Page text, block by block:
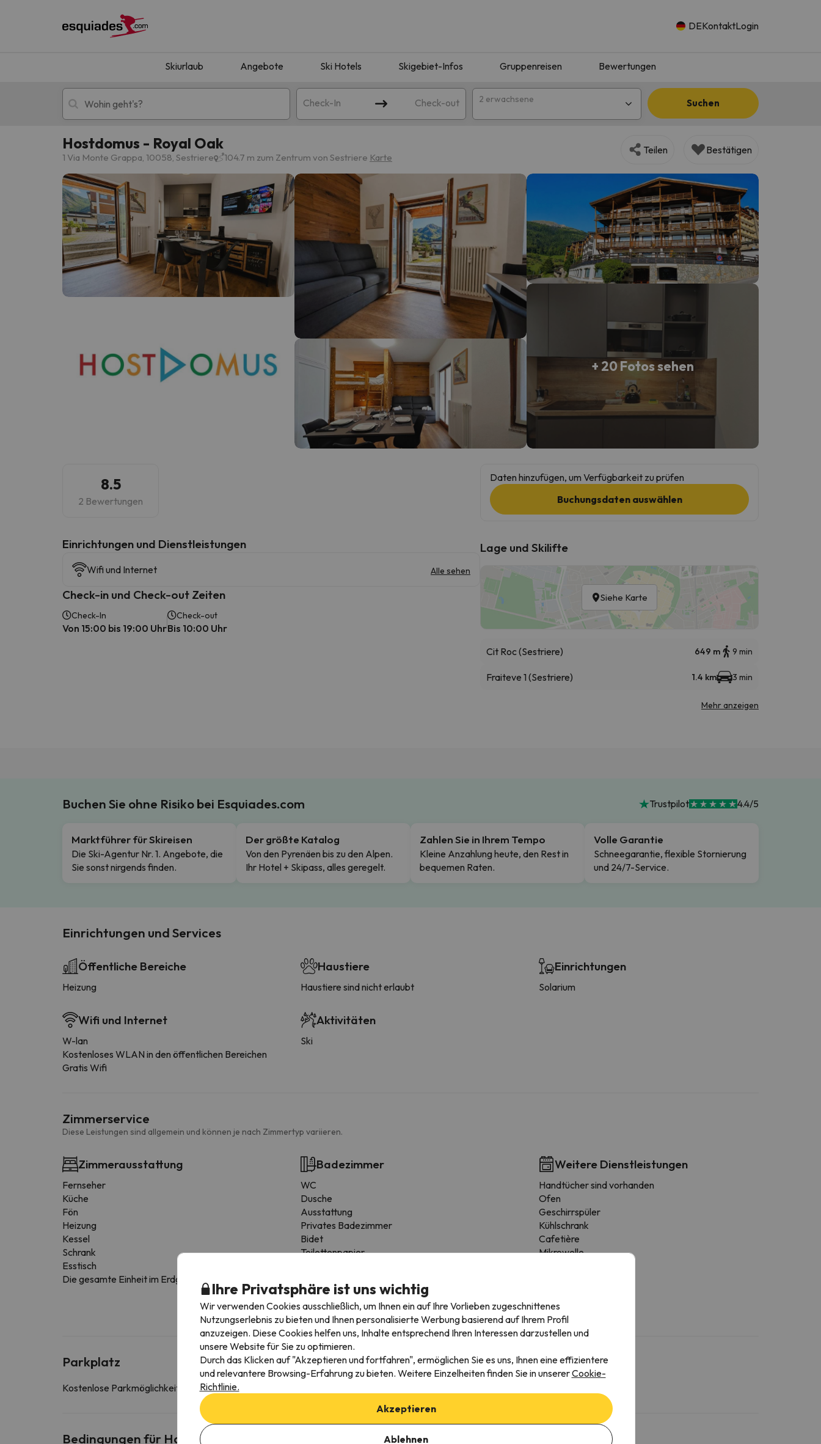
DEKontaktLogin
Skiurlaub Angebote Ski Hotels Skigebiet-Infos Gruppenreisen Bewertungen
Check-In Check-out 2 erwachsene Suchen
Skiurlaub Berghotels
Oops, wir haben keine Ergebnisse gefunden, die Ihrer Suche entsprechen. Versuchen Sie, das Ziel zu ändern.
Es sieht so aus, als hätte sich unser Sucher verirrt. Sobald er seinen Kompass gefunden hat, wird er zurück sein.
Hostdomus - Royal Oak
1 Via Monte Grappa, 10058, Sestriere 104.7 m zum Zentrum von Sestriere Karte
Teilen Bestätigen
+ 20 Fotos sehen
8.5
2 Bewertungen
​Einrichtungen und Dienstleistungen
Wifi und Internet Alle sehen
Check-in und Check-out Zeiten
Check-In
Von 15:00 bis 19:00 Uhr
Check-out
Bis 10:00 Uhr
Daten hinzufügen, um Verfügbarkeit zu prüfen
Buchungsdaten auswählen
Lage und Skilifte
Siehe Karte
Cit Roc (Sestriere) 649 m 9 min
Fraiteve 1 (Sestriere) 1.4 km 3 min
Mehr anzeigen
Buchen Sie ohne Risiko bei Esquiades.com Trustpilot 4.4/5
Marktführer für Skireisen
Die Ski-Agentur Nr. 1. Angebote, die
Sie sonst nirgends finden.
Der größte Katalog
Von den Pyrenäen bis zu den Alpen.
Ihr Hotel + Skipass, alles geregelt.
Zahlen Sie in Ihrem Tempo
Kleine Anzahlung heute, den Rest in
bequemen Raten.
Volle Garantie
Schneegarantie, flexible Stornierung
und 24/7-Service.
Einrichtungen und Services
Öffentliche Bereiche
Heizung
Wifi und Internet
W-lan
Kostenloses WLAN in den öffentlichen Bereichen
Gratis Wifi
Haustiere
Haustiere sind nicht erlaubt
Aktivitäten
Ski
Einrichtungen
Solarium
Zimmerservice
Diese Leistungen sind allgemein und können je nach Zimmertyp variieren.
Zimmerausstattung
Fernseher
Küche
Fön
Heizung
Kessel
Schrank
Esstisch
Die gesamte Einheit im Erdgeschoss
Badezimmer
WC
Dusche
Ausstattung
Privates Badezimmer
Bidet
Toilettenpapier
Weitere Dienstleistungen
Handtücher sind vorhanden
Ofen
Geschirrspüler
Kühlschrank
Cafetière
Mikrowelle
Parkplatz
Kostenlose Parkmöglichkeiten in der Nähe der Unterkunft
Bedingungen für Haustiere
Ihre Privatsphäre ist uns wichtig
Wir verwenden Cookies ausschließlich, um Ihnen ein auf Ihre Vorlieben zugeschnittenes
Nutzungserlebnis zu bieten und Ihnen personalisierte Werbung basierend auf Ihrem Profil
anzuzeigen. Diese Cookies helfen uns, Inhalte entsprechend Ihren Interessen darzustellen und
unsere Website für Sie zu optimieren.
Durch das Klicken auf "Akzeptieren und fortfahren", ermöglichen Sie es uns, Ihnen eine effizientere
und relevantere Browsing-Erfahrung zu bieten. Weitere Einzelheiten finden Sie in unsererCookie-
Richtlinie.
Akzeptieren
Ablehnen